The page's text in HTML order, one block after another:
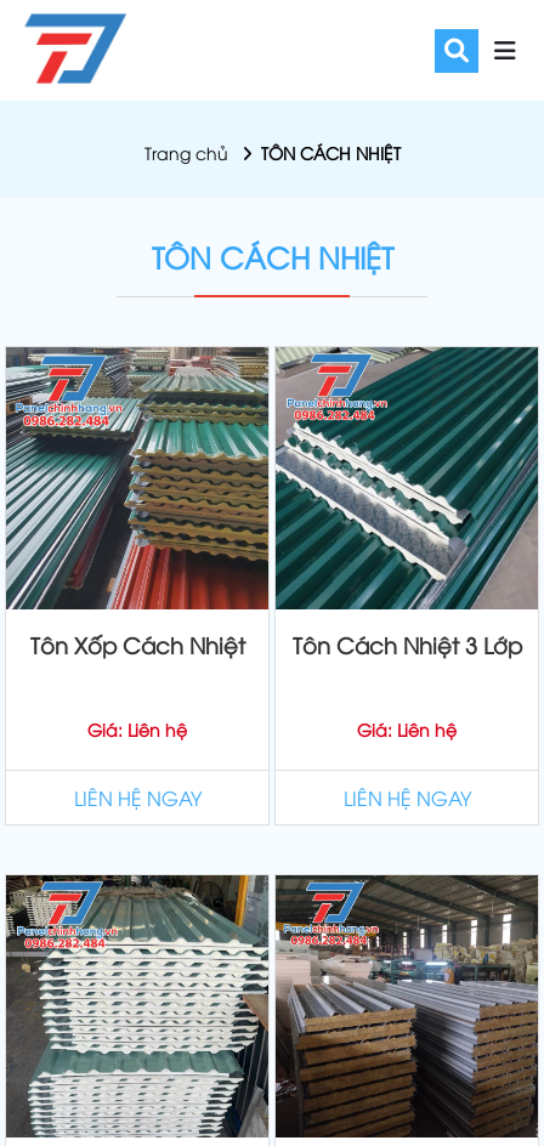
Trang chủ TÔN CÁCH NHIỆT
TÔN CÁCH NHIỆT
Tôn Xốp Cách Nhiệt
Giá: Liên hệ
LIÊN HỆ NGAY
Tôn Cách Nhiệt 3 Lớp
Giá: Liên hệ
LIÊN HỆ NGAY